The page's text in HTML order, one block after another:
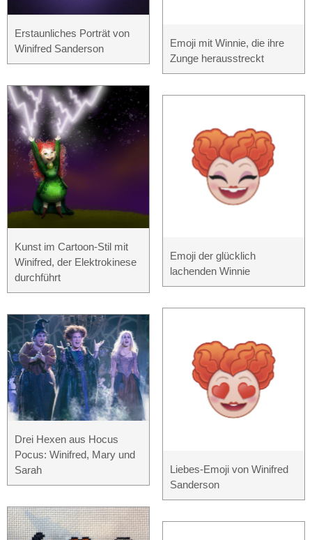
Erstaunliches Porträt von
Winifred Sanderson
Kunst im Cartoon-Stil mit
Winifred, der Elektrokinese
durchführt
Drei Hexen aus Hocus
Pocus: Winifred, Mary und
Sarah
Emoji mit Winnie, die ihre
Zunge herausstreckt
Emoji der glücklich
lachenden Winnie
Liebes-Emoji von Winifred
Sanderson